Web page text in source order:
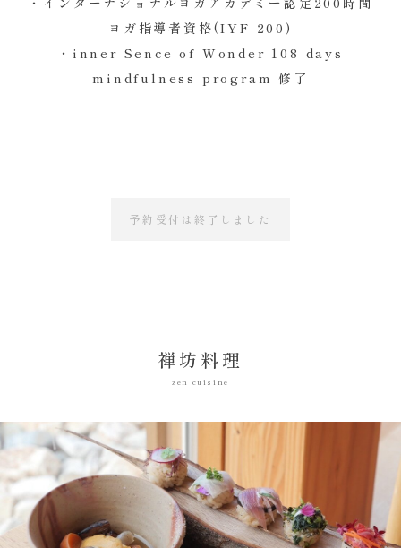
ヨガ指導者資格(IYF-200)
・inner Sence of Wonder 108 days
mindfulness program 修了
予約受付は終了しました
禅坊料理
zen cuisine